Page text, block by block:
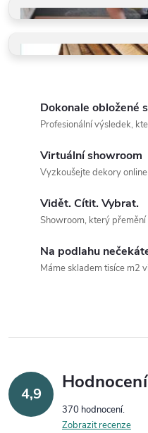
Více než schody a vinyl
Takto je děláme v BUKOMĚ
Dokonale obložené
Profesionální výsledek,
Virtuální showroom
Vyzkoušejte dekory
Vidět. Cítit. Vybrat.
Showroom, který
Na podlahu
Máme skladem tisíce m2
4,9
370 hodnocení
Zobrazit recenze